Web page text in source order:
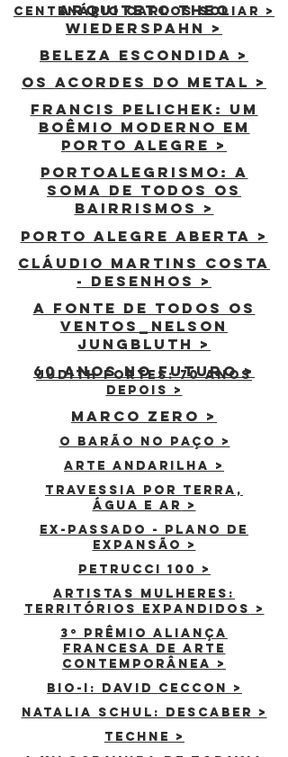
Arquiteto Theo
Wiederspahn >
beleza escondida >
os acordes do metal >
Francis Pelichek: Um
Boêmio Moderno em
Porto Alegre >
Portoalegrismo: a
soma de todos os
bairrismos >
PORTO ALEGRE ABERTA >
CLÁUDIO MARTINS COSTA
- DESENHOS >
a fonte de todos os
ventos_nelson
jungbluth >
60 anos no futuro >
centenário carlos scliar >
JUDITH FORTES: 70 ANOS
DEPOIS >
MARCO ZERO >
O BARÃO NO PAÇO >
arte andarilha >
TRAVESSIA POR TERRA,
ÁGUA E AR >
EX-PASSADO - pLANO DE
EXPANSÃO >
Petrucci 100 >
artistas mulheres:
territórios expandidos >
3º prêmio aliança
francesa de arte
contemporânea >
bio-i: david ceccon >
NATALIA SCHUL: DESCABER >
TECHNE >